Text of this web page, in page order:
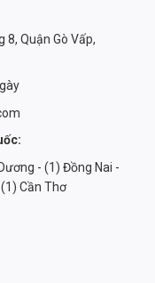
8, Quận Gò Vấp,
- (1) Đồng Nai -
Cần Thơ